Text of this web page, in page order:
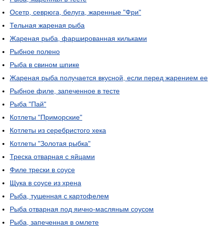
Осетр, севрюга, белуга, жаренные "Фри"
Тельная жареная рыба
Жареная рыба, фаршированная кильками
Рыбное полено
Рыба в свином шпике
Жареная рыба получается вкусной, если перед жарением ее
Рыбное филе, запеченное в тесте
Рыба "Пай"
Котлеты "Приморские"
Котлеты из серебристого хека
Котлеты "Золотая рыбка"
Треска отварная с яйцами
Филе трески в соусе
Щука в соусе из хрена
Рыба, тушенная с картофелем
Рыба отварная под яично-масляным соусом
Рыба, запеченная в омлете